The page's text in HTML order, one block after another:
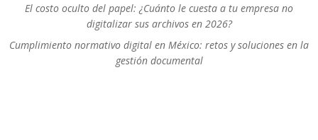
El costo oculto del papel: ¿Cuánto le cuesta a tu empresa no
digitalizar sus archivos en 2026?
Cumplimiento normativo digital en México: retos y soluciones en la
gestión documental